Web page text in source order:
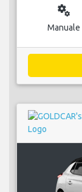
miscellaneous_services
Manuale